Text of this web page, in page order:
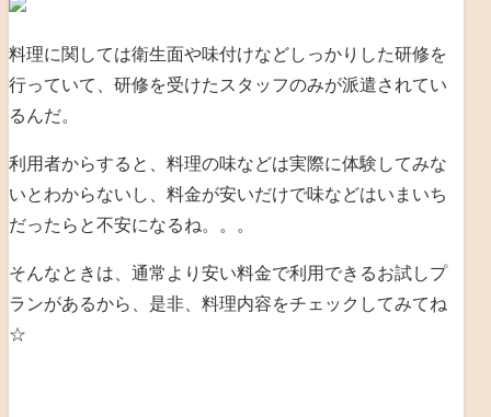
料理に関しては衛生面や味付けなどしっかりした研修を
行っていて、研修を受けたスタッフのみが派遣されてい
るんだ。
利用者からすると、料理の味などは実際に体験してみな
いとわからないし、料金が安いだけで味などはいまいち
だったらと不安になるね。。。
そんなときは、通常より安い料金で利用できるお試しプ
ランがあるから、是非、料理内容をチェックしてみてね
☆